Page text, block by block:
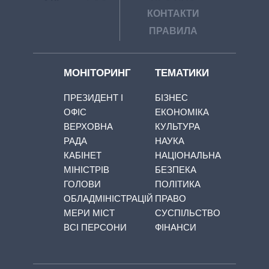
КОНТАКТИ
ПРАВИЛА
МОНІТОРИНГ
ПРЕЗИДЕНТ І
ОФІС
ВЕРХОВНА
РАДА
КАБІНЕТ
МІНІСТРІВ
ГОЛОВИ
ОБЛАДМІНІСТРАЦІЙ
МЕРИ МІСТ
ВСІ ПЕРСОНИ
ТЕМАТИКИ
БІЗНЕС
ЕКОНОМІКА
КУЛЬТУРА
НАУКА
НАЦІОНАЛЬНА
БЕЗПЕКА
ПОЛІТИКА
ПРАВО
СУСПІЛЬСТВО
ФІНАНСИ